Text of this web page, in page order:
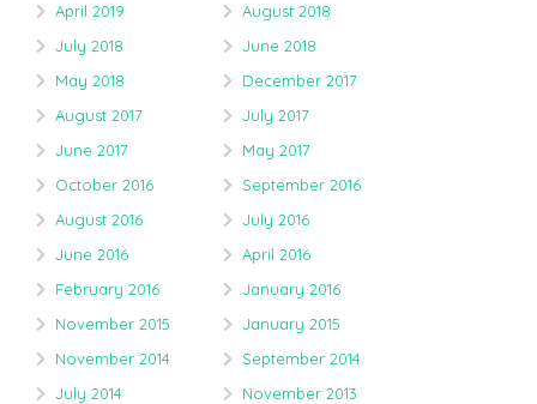
April 2019
August 2018
July 2018
June 2018
May 2018
December 2017
August 2017
July 2017
June 2017
May 2017
October 2016
September 2016
August 2016
July 2016
June 2016
April 2016
February 2016
January 2016
November 2015
January 2015
November 2014
September 2014
July 2014
November 2013